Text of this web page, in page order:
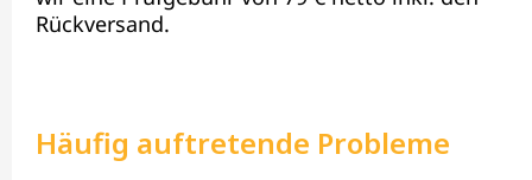
Rückversand.
Häufig auftretende Probleme